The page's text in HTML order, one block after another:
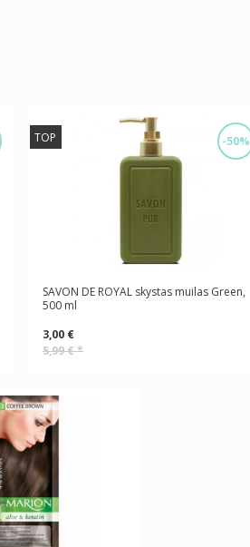
-50%
TOP
SAVON DE ROYAL skystas muilas Green,
500 ml
3,00 €
5,99 €*